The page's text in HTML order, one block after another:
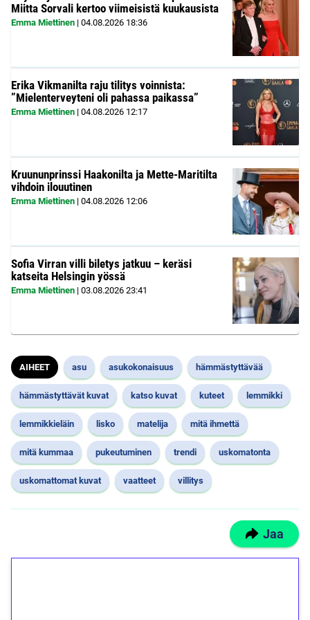
Miitta Sorvali kertoo viimeisistä kuukausista
Emma Miettinen | 04.08.2026 18:36
Erika Vikmanilta raju tilitys voinnista:
”Mielenterveyteni oli pahassa paikassa”
Emma Miettinen | 04.08.2026 12:17
Kruununprinssi Haakonilta ja Mette-Maritilta
vihdoin ilouutinen
Emma Miettinen | 04.08.2026 12:06
Sofia Virran villi biletys jatkuu – keräsi
katseita Helsingin yössä
Emma Miettinen | 03.08.2026 23:41
AIHEET asu asukokonaisuus hämmästyttävää
hämmästyttävät kuvat katso kuvat kuteet lemmikki
lemmikkieläin lisko matelija mitä ihmettä
mitä kummaa pukeutuminen trendi uskomatonta
uskomattomat kuvat vaatteet villitys
Jaa